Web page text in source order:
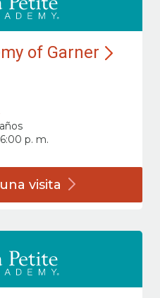
of Garner
p. m.
visita